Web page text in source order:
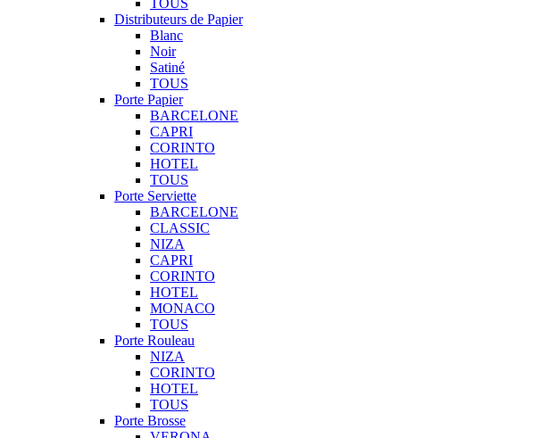
TOUS
Distributeurs de Papier
Blanc
Noir
Satiné
TOUS
Porte Papier
BARCELONE
CAPRI
CORINTO
HOTEL
TOUS
Porte Serviette
BARCELONE
CLASSIC
NIZA
CAPRI
CORINTO
HOTEL
MONACO
TOUS
Porte Rouleau
NIZA
CORINTO
HOTEL
TOUS
Porte Brosse